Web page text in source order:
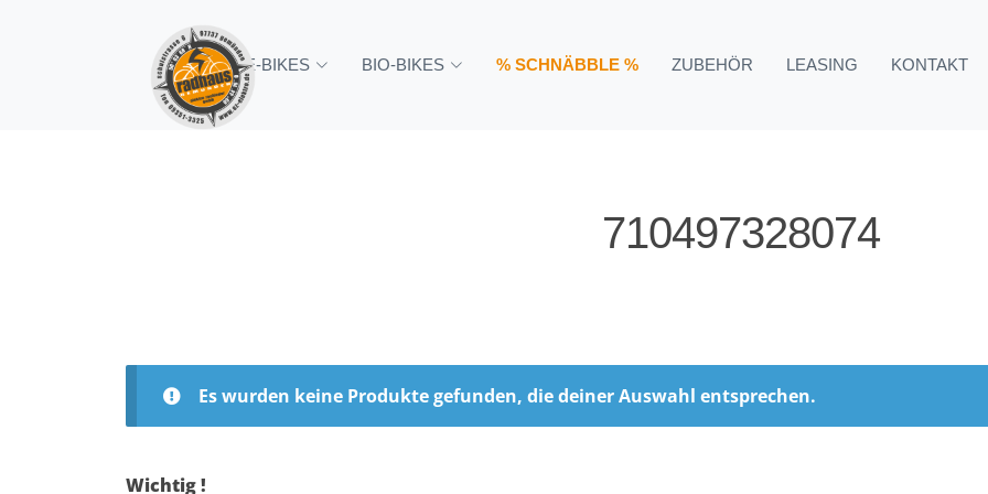
E-BIKES BIO-BIKES % SCHNÄBBLE % ZUBEHÖR LEASING KONTAKT
Startseite
710497328074
Es wurden keine Produkte gefunden, die deiner Auswahl entsprechen.
Wichtig !